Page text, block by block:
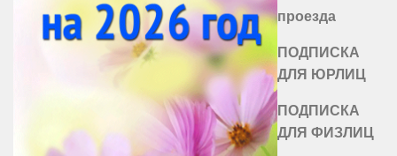
проезда
ПОДПИСКА
ДЛЯ ЮРЛИЦ
ПОДПИСКА
ДЛЯ ФИЗЛИЦ